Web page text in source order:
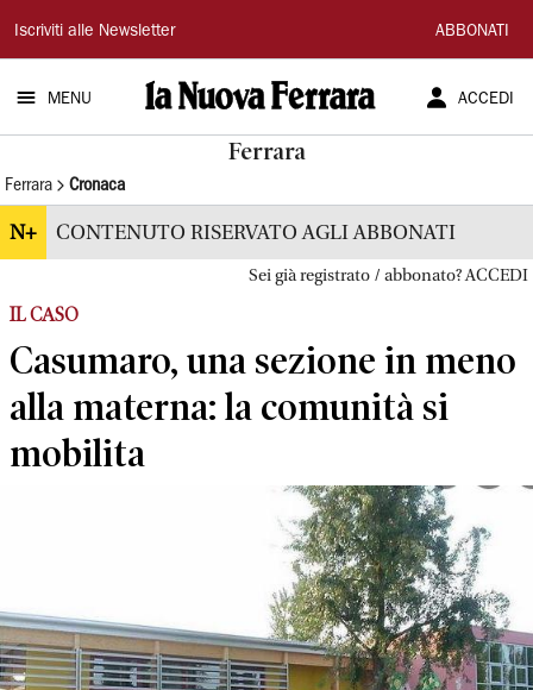
La
Nuova
Ferrara
Iscriviti alle Newsletter ABBONATI
MENU ACCEDI
Ferrara
Ferrara Cronaca
N+ CONTENUTO RISERVATO AGLI ABBONATI
Sei già registrato / abbonato? ACCEDI
IL CASO
Casumaro, una sezione in meno
alla materna: la comunità si
mobilita